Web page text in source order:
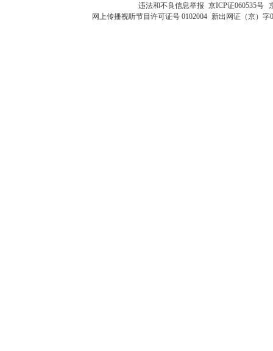
违法和不良信息举报 京ICP证060535号
网上传播视听节目许可证号 0102004 新出网证（京）